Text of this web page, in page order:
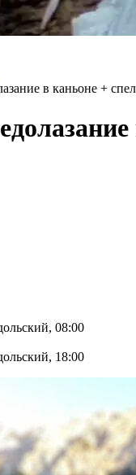
в каньоне +
08:00
18:00